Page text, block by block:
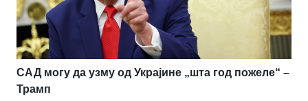
САД могу да узму од Украјине „шта год пожеле“ –
Трамп